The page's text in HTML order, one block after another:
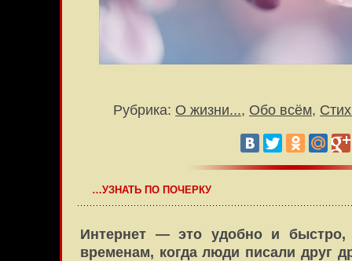
Рубрика: О жизни..., Обо всём,
…УЗНАТЬ ПО ПОЧЕРКУ
Интернет — это удобно и
временам, когда люди писали друг